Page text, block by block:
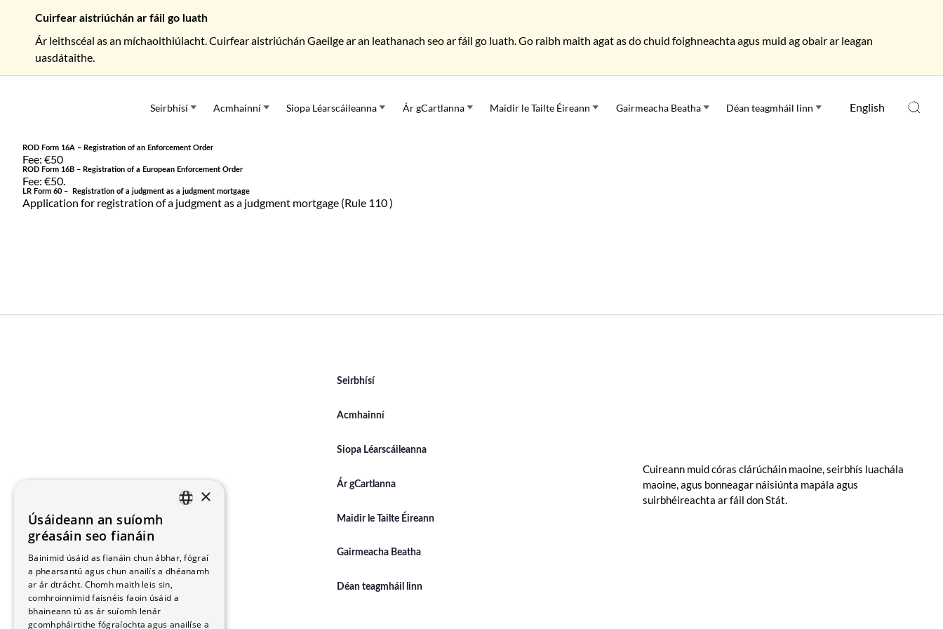
Seirbhísí Acmhainní Siopa Léarscáileanna Ár gCartlanna Maidir le Tailte Éireann Gairmeacha Beatha Déan teagmháil linn English
ROD Form 16A – Registration of an Enforcement Order
Fee: €50
ROD Form 16B – Registration of a European Enforcement Order
Fee: €50.
LR Form 60 – Registration of a judgment as a judgment mortgage
Application for registration of a judgment as a judgment mortgage (Rule 110 )
Seirbhísí
Acmhainní
Siopa Léarscáileanna
Ár gCartlanna
Maidir le Tailte Éireann
Gairmeacha Beatha
Déan teagmháil linn
Cuireann muid córas clárúcháin maoine, seirbhís luachála
maoine, agus bonneagar náisiúnta mapála agus
suirbhéireachta ar fáil don Stát.
Cuirfear aistriúchán ar fáil go luath
Ár leithscéal as an míchaoithiúlacht. Cuirfear aistriúchán Gaeilge ar an leathanach seo ar fáil go luath. Go raibh maith agat as do chuid foighneachta agus muid ag obair ar leagan
uasdátaithe.
×
Úsáideann an suíomh
gréasáin seo fianáin
Bainimid úsáid as fianáin chun ábhar, fógraí
a phearsantú agus chun anailís a dhéanamh
ar ár dtrácht. Chomh maith leis sin,
comhroinnimid faisnéis faoin úsáid a
bhaineann tú as ár suíomh lenár
gcomhpháirtithe fógraíochta agus anailíse a